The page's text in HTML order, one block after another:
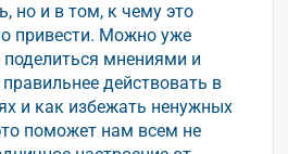
но и в том, к чему это
привести. Можно уже
поделиться мнениями и
действовать в
и как избежать ненужных
поможет нам всем не